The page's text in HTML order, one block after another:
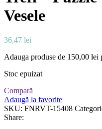
Vesele
36,47 lei
Adauga produse de 150,00 lei
Stoc epuizat
Compară
Adaugă la favorite
SKU: FNRVT-15408
Share: